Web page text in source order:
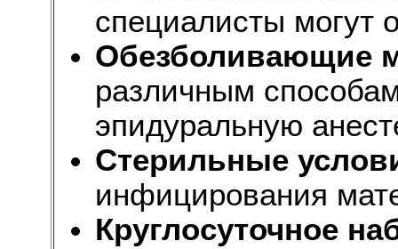
специалисты могут
Обезболивающие
различным
эпидуральную
Стерильные
инфицирования
Круглосуточное